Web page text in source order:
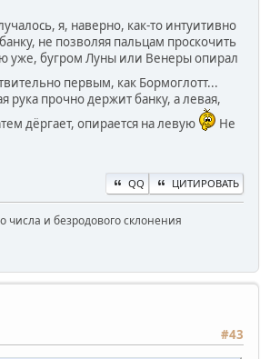
я, наверно, как-то интуитивно
не позволяя пальцам проскочить
уже, бугром Луны или Венеры опирал
первым, как Бормоглотт...
рука прочно держит банку, а левая,
дёргает, опирается на левую
Не
QQ ЦИТИРОВАТЬ
числа и безродового склонения
#43